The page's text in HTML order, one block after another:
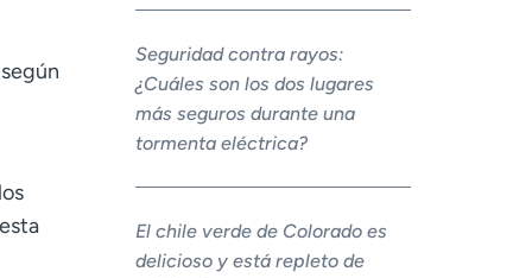
Seguridad contra rayos:
¿Cuáles son los dos lugares
más seguros durante una
tormenta eléctrica?
El chile verde de Colorado es
delicioso y está repleto de